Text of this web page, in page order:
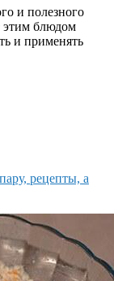
и полезного
этим блюдом
и применять
рецепты, а